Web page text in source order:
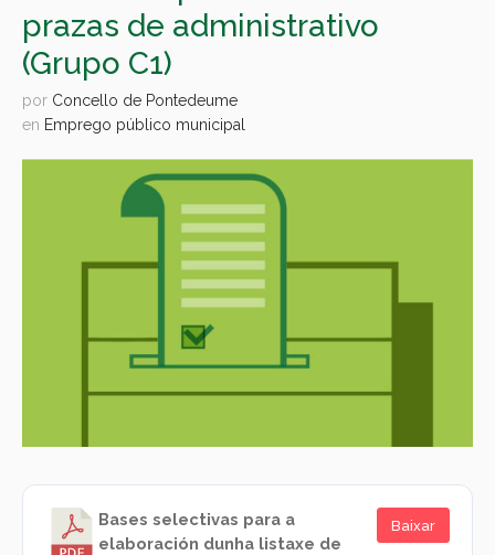
prazas de administrativo
(Grupo C1)
por Concello de Pontedeume
en Emprego público municipal
Bases selectivas para a
elaboración dunha listaxe de
Baixar